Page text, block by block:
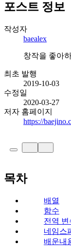
포스트 정보
작성자
baealex
창작을 좋아
최초 발행
2019-10-03
수정일
2020-03-27
저자 홈페이지
https://
목차
배열
함수
전역 변
네임스
배운내